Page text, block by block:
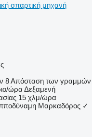
σπαρτική μηχανή
8Απόσταση των γραμμών
ώρα Δεξαμενή
15 χλμ/ώρα
Μαρκαδόρος ✓